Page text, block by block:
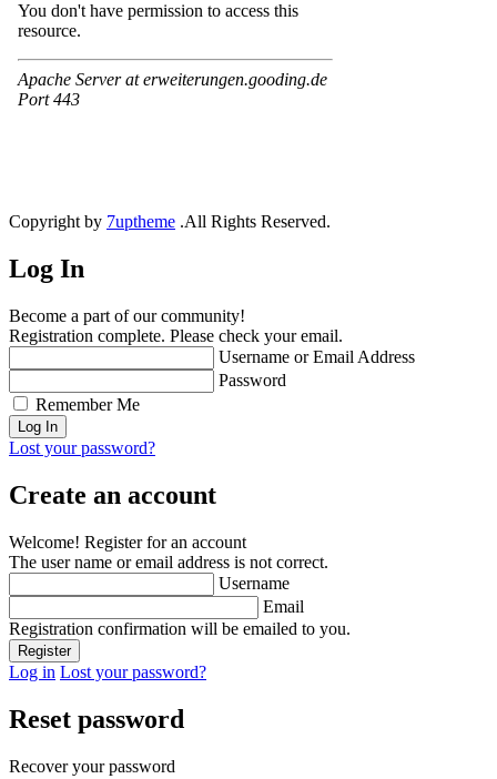
Copyright by 7uptheme .All Rights Reserved.
Log In
Become a part of our community!
Registration complete. Please check your email.
Username or Email Address
Password
Remember Me
Lost your password?
Create an account
Welcome! Register for an account
The user name or email address is not correct.
Username
Email
Registration confirmation will be emailed to you.
Log in Lost your password?
Reset password
Recover your password